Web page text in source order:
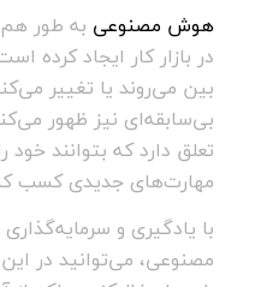
هوش مصنوعی به طور
در بازار کار ایجاد کرده
بین می‌روند یا تغییر
بی‌سابقه‌ای نیز ظهور
تعلق دارد که بتوانند خود
مهارت‌های جدیدی کسب
با یادگیری و
مصنوعی، می‌توانید در